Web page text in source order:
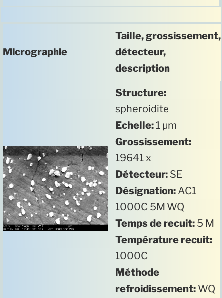
Micrographie
Taille, grossissement,
détecteur,
description
Structure:
spheroidite
Echelle: 1 µm
Grossissement:
19641 x
Détecteur: SE
Désignation: AC1
1000C 5M WQ
Temps de recuit: 5 M
Température recuit:
1000C
Méthode
refroidissement: WQ